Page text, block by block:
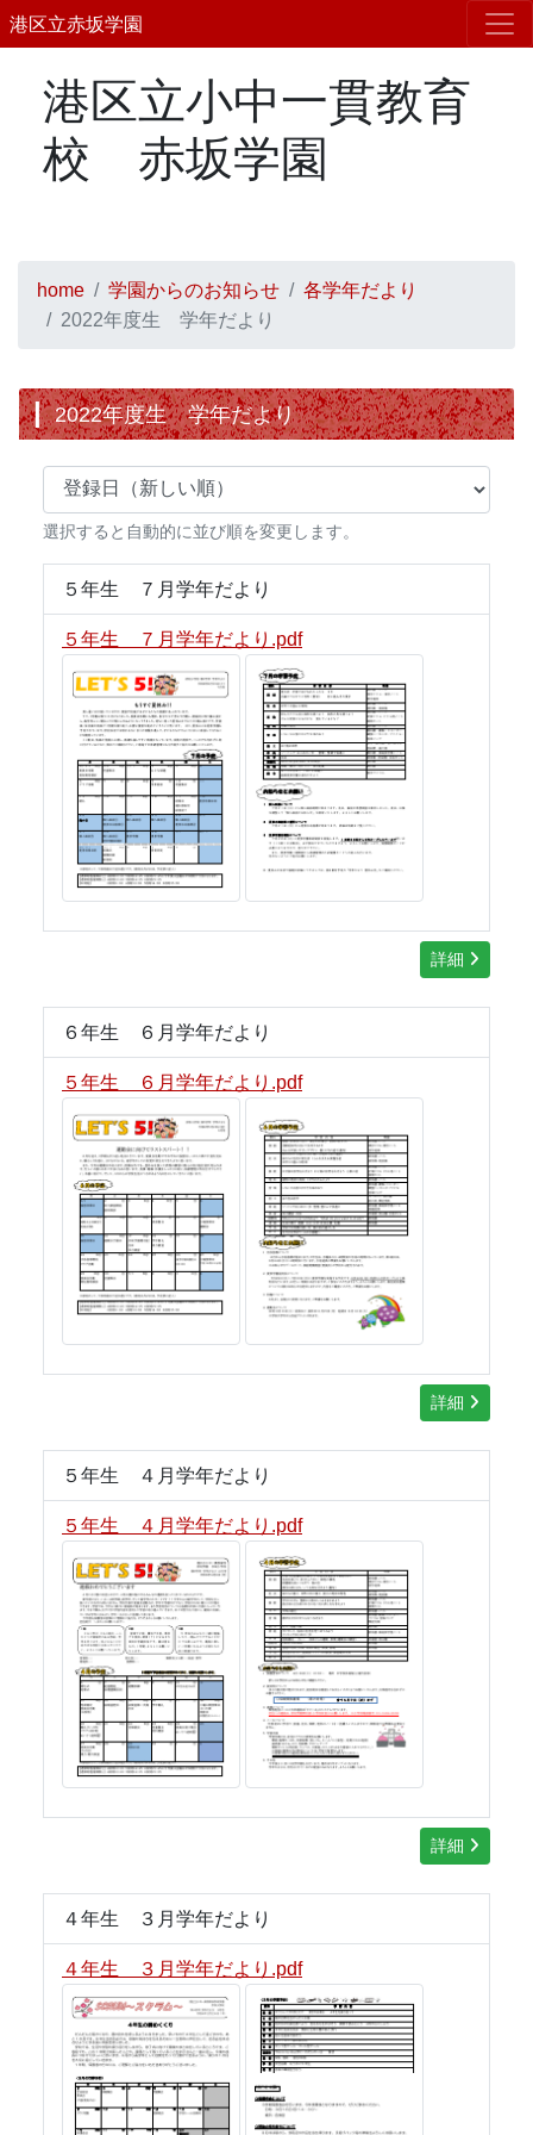
港区立赤坂学園
港区立小中一貫教育
校 赤坂学園
home 学園からのお知らせ
各学年だより
2022年度生 学年だより
2022年度生 学年だより
選択すると自動的に並び順を変更します。
５年生 ７月学年だより
５年生 ７月学年だより.pdf
詳細
６年生 ６月学年だより
５年生 ６月学年だより.pdf
詳細
５年生 ４月学年だより
５年生 ４月学年だより.pdf
詳細
４年生 ３月学年だより
４年生 ３月学年だより.pdf